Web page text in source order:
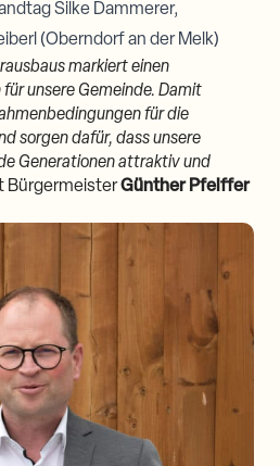
Silke Dammerer,
(Oberndorf an der Melk)
markiert einen
unsere Gemeinde. Damit
für die
sorgen dafür, dass unsere
Generationen attraktiv und
BürgermeisterGünther Pfeiffer